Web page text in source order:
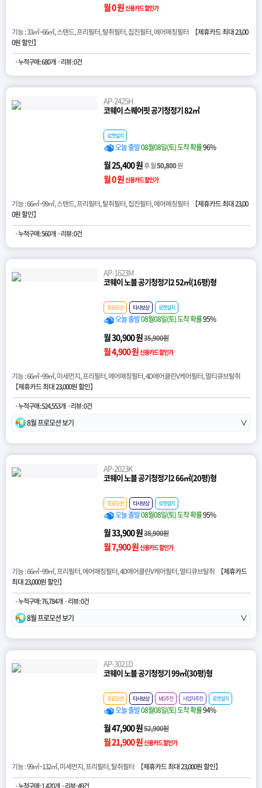
월 0 원신용카드 할인가
기능 : 33㎡~66㎡, 스탠드, 프리필터, 탈취필터, 집진필터, 에어매칭필터 【제휴카드 최대 23,00
0원 할인】
· 누적구매 : 680개 · 리뷰 : 0건
AP-2425H
코웨이 스퀘어핏 공기청정기 82㎡
로켓설치
오늘 출발08월08일(토) 도착 확률96%
월 25,400 원후 월50,800원
월 0 원신용카드 할인가
기능 : 66㎡~99㎡, 스탠드, 프리필터, 탈취필터, 집진필터, 에어매칭필터 【제휴카드 최대 23,00
0원 할인】
· 누적구매 : 560개 · 리뷰 : 0건
AP-1623M
코웨이 노블 공기청정기2 52㎡(16평)형
프로모션 타사보상 로켓설치
오늘 출발08월08일(토) 도착 확률95%
월 30,900 원35,900원
월 4,900 원신용카드 할인가
기능 : 66㎡~99㎡, 미세먼지, 프리필터, 에어매칭필터, 4D에어클린V케어필터, 멀티큐브탈취
【제휴카드 최대 23,000원 할인】
· 누적구매 : 524,553개 · 리뷰 : 0건
8월 프로모션 보기 ∨
AP-2023K
코웨이 노블 공기청정기2 66㎡(20평)형
프로모션 타사보상 로켓설치
오늘 출발08월08일(토) 도착 확률95%
월 33,900 원38,900원
월 7,900 원신용카드 할인가
기능 : 66㎡~99㎡, 프리필터, 에어매칭필터, 4D에어클린V케어필터, 멀티큐브탈취 【제휴카드
최대 23,000원 할인】
· 누적구매 : 76,784개 · 리뷰 : 0건
8월 프로모션 보기 ∨
AP-3021D
코웨이 노블 공기청정기 99㎡(30평)형
프로모션 타사보상 MD추천 사업자추천 로켓설치
오늘 출발08월08일(토) 도착 확률94%
월 47,900 원52,900원
월 21,900 원신용카드 할인가
기능 : 99㎡~132㎡, 미세먼지, 프리필터, 탈취필터 【제휴카드 최대 23,000원 할인】